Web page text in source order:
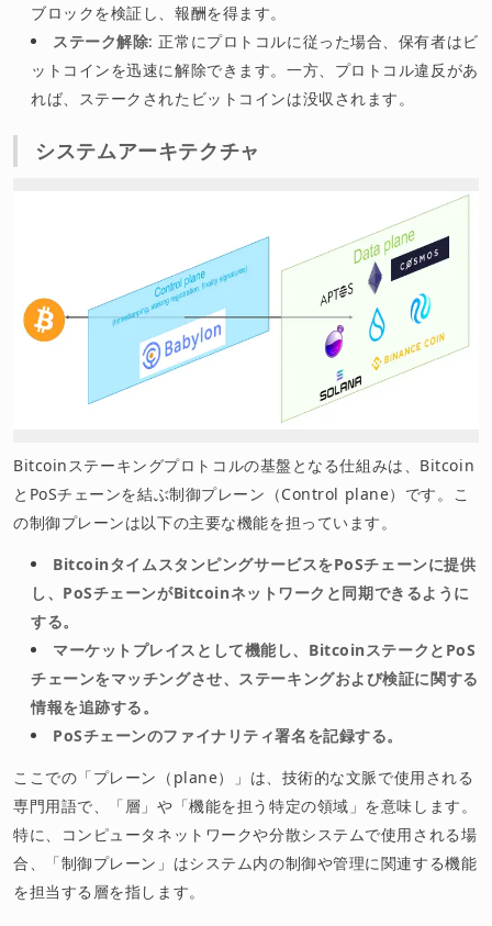
ブロックを検証し、報酬を得ます。
ステーク解除: 正常にプロトコルに従った場合、保有者はビ
ットコインを迅速に解除できます。一方、プロトコル違反があ
れば、ステークされたビットコインは没収されます。
システムアーキテクチャ
Bitcoinステーキングプロトコルの基盤となる仕組みは、Bitcoin
とPoSチェーンを結ぶ制御プレーン（Control plane）です。こ
の制御プレーンは以下の主要な機能を担っています。
BitcoinタイムスタンピングサービスをPoSチェーンに提供
し、PoSチェーンがBitcoinネットワークと同期できるように
する。
マーケットプレイスとして機能し、BitcoinステークとPoS
チェーンをマッチングさせ、ステーキングおよび検証に関する
情報を追跡する。
PoSチェーンのファイナリティ署名を記録する。
ここでの「プレーン（plane）」は、技術的な文脈で使用される
専門用語で、「層」や「機能を担う特定の領域」を意味します。
特に、コンピュータネットワークや分散システムで使用される場
合、「制御プレーン」はシステム内の制御や管理に関連する機能
を担当する層を指します。